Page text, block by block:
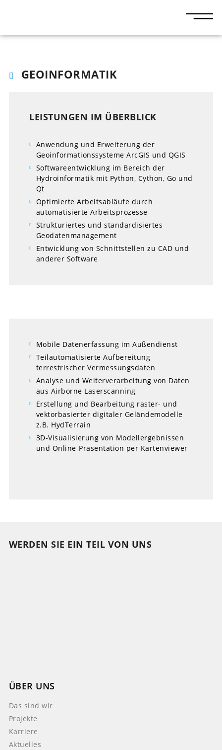
GEOINFORMATIK
LEISTUNGEN IM ÜBERBLICK
Anwendung und Erweiterung der
Geoinformationssysteme ArcGIS und QGIS
Softwareentwicklung im Bereich der
Hydroinformatik mit Python, Cython, Go und
Qt
Optimierte Arbeitsabläufe durch
automatisierte Arbeitsprozesse
Strukturiertes und standardisiertes
Geodatenmanagement
Entwicklung von Schnittstellen zu CAD und
anderer Software
Mobile Datenerfassung im Außendienst
Teilautomatisierte Aufbereitung
terrestrischer Vermessungsdaten
Analyse und Weiterverarbeitung von Daten
aus Airborne Laserscanning
Erstellung und Bearbeitung raster- und
vektorbasierter digitaler Geländemodelle
z.B. HydTerrain
3D-Visualisierung von Modellergebnissen
und Online-Präsentation per Kartenviewer
WERDEN SIE EIN TEIL VON UNS
ÜBER UNS
Das sind wir
Projekte
Karriere
Aktuelles